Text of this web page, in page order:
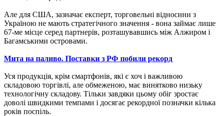
Але для США, зазначає експерт, торговельні відносини з
Україною не мають стратегічного значення - вона займає лише
67-ме місце серед партнерів, розташувавшись між Алжиром і
Багамськими островами.
Мита на паливо. Поставки з РФ побили рекорд
Уся продукція, крім смартфонів, які є хоч і важливою
складовою торгівлі, але обмеженою, має винятково низьку
технологічну складову. Тільки завдяки цьому обіг зростає
доволі швидкими темпами і досягає рекордної позначки кілька
років поспіль.